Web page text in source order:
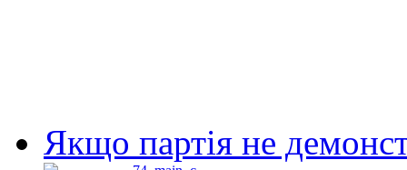
Якщо партія не